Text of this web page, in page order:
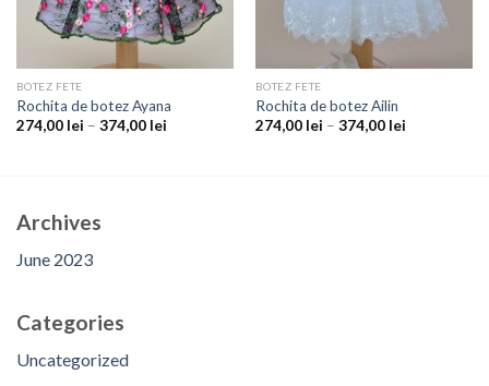
BOTEZ FETE
Rochita de botez Ayana
274,00 lei – 374,00 lei
BOTEZ FETE
Rochita de botez Ailin
274,00 lei – 374,00 lei
Archives
June 2023
Categories
Uncategorized